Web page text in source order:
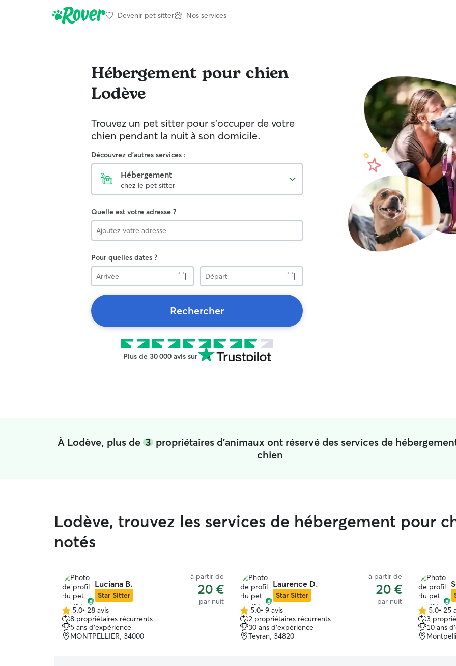
Devenir pet sitter Nos services
Hébergement pour chien
Lodève
Trouvez un pet sitter pour s'occuper de votre
chien pendant la nuit à son domicile.
Découvrez d'autres services :
Hébergement
chez le pet sitter
Quelle est votre adresse ?
Pour quelles dates ?
Arrivée
Départ
Rechercher
Plus de 30 000 avis sur
À Lodève, plus de3 propriétaires d'animaux ont réservé des services de
chien
Lodève, trouvez les services de hébergement pour
notés
Luciana B.
Star Sitter
à partir de
20 €
par nuit
5.0 étoile(s)
sur
5
5.0• 28 avis
8 propriétaires récurrents
5 ans d'expérience
MONTPELLIER, 34000
Laurence D.
Star Sitter
à partir de
20 €
par nuit
5.0 étoile(s)
sur
5
5.0• 9 avis
2 propriétaires récurrents
30 ans d'expérience
Teyran, 34820
5.0 étoile(s)
sur
5
5.0• 25
3
10 ans